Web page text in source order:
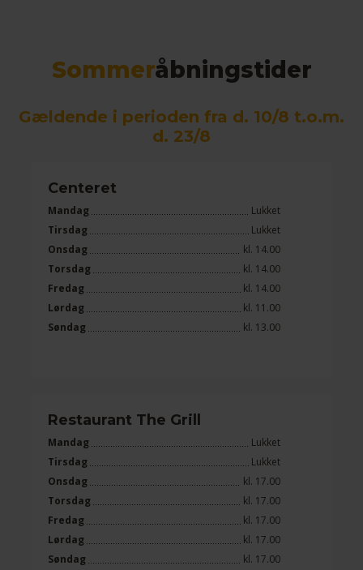
Sommeråbningstider
Gældende i perioden fra d. 10/8 t.o.m.
d. 23/8
Centeret
Mandag
Lukket
Tirsdag
Lukket
Onsdag
kl. 14.00
Torsdag
kl. 14.00
Fredag
kl. 14.00
Lørdag
kl. 11.00
Søndag
kl. 13.00
Restaurant The Grill
Mandag
Lukket
Tirsdag
Lukket
Onsdag
kl. 17.00
Torsdag
kl. 17.00
Fredag
kl. 17.00
Lørdag
kl. 17.00
Søndag
kl. 17.00